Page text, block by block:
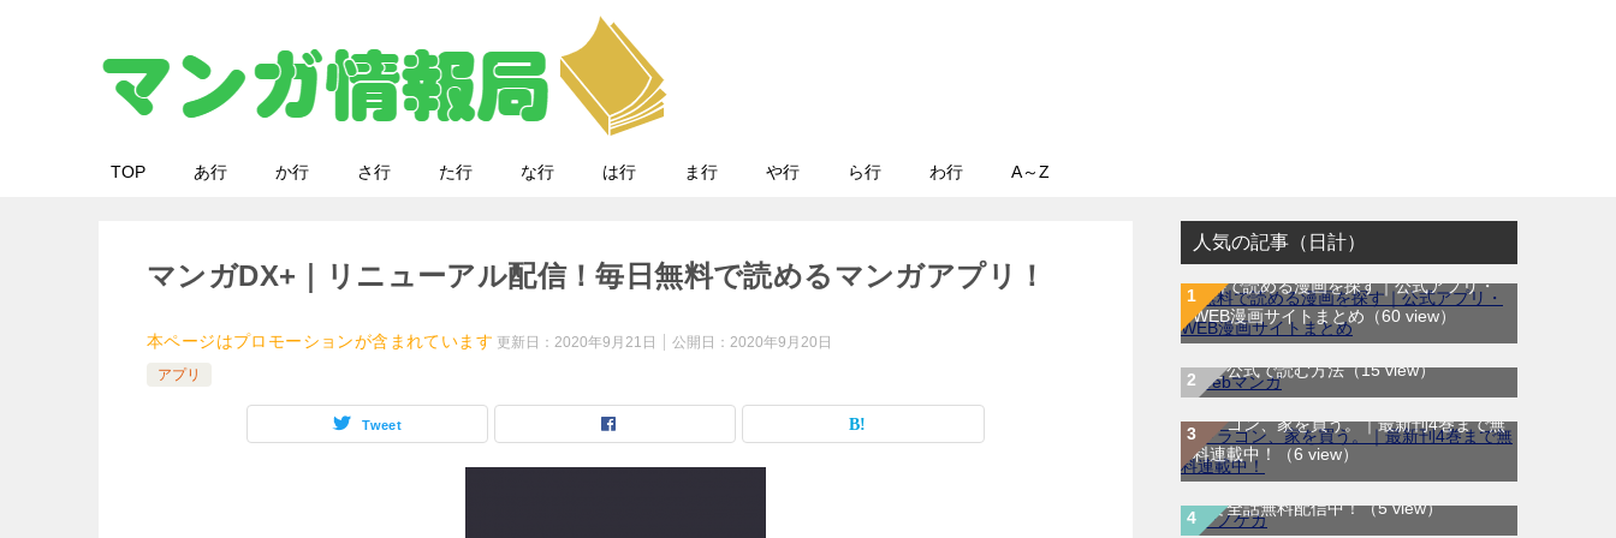
TOP あ行 か行 さ行 た行 な行 は行 ま行 や行 ら行 わ行 A～Z
マンガDX+｜リニューアル配信！毎日無料で読めるマンガアプリ！
本ページはプロモーションが含まれています 更新日：2020年9月21日 公開日：2020年9月20日
アプリ
Tweet
人気の記事（日計）
無料で読める漫画を探す｜公式アプリ・
WEB漫画サイトまとめ （60 view）
WEB漫画サイト一覧｜ブラウザで無料漫
画を公式で読む方法（15 view）
ドラゴン、家を買う。｜最新刊4巻まで無
料連載中！
（6 view）
テノゲカ｜最新刊第2巻！サンデーうぇぶ
りで全話無料配信中！（5 view）
Ａランクパーティを離脱した俺は、元教
え子たちと迷宮深部を目指す。｜最新刊